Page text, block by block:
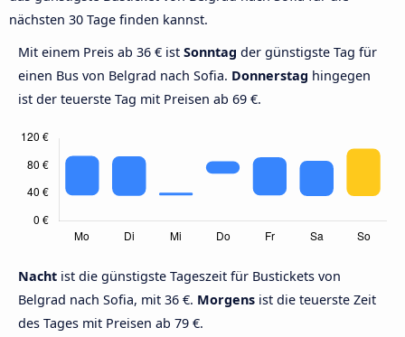
nächsten 30 Tage finden kannst.
Mit einem Preis ab 36 € ist Sonntag der günstigste Tag für
einen Bus von Belgrad nach Sofia. Donnerstag hingegen
ist der teuerste Tag mit Preisen ab 69 €.
Nacht ist die günstigste Tageszeit für Bustickets von
Belgrad nach Sofia, mit 36 €. Morgens ist die teuerste Zeit
des Tages mit Preisen ab 79 €.